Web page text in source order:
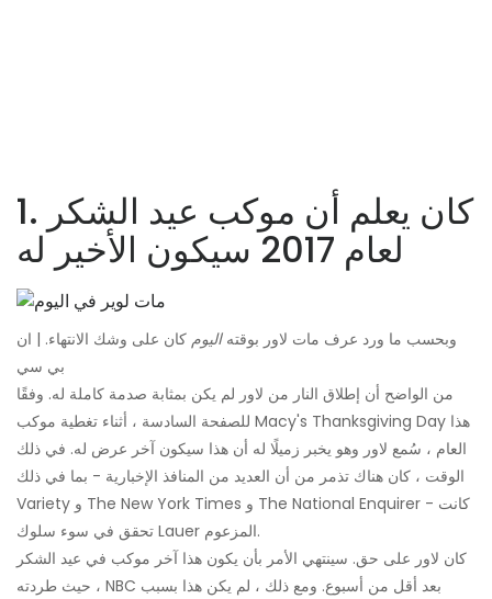
1. كان يعلم أن موكب عيد الشكر
لعام 2017 سيكون الأخير له
وبحسب ما ورد عرف مات لاور بوقتهاليوم كان على وشك الانتهاء. | ان
بي سي
من الواضح أن إطلاق النار من لاور لم يكن بمثابة صدمة كاملة له. وفقًا
للصفحة السادسة ، أثناء تغطية موكب Macy's Thanksgiving Day هذا
العام ، سُمع لاور وهو يخبر زميلًا له أن هذا سيكون آخر عرض له. في ذلك
الوقت ، كان هناك تذمر من أن العديد من المنافذ الإخبارية - بما في ذلك
Variety و The New York Times و The National Enquirer - كانت
تحقق في سوء سلوك Lauer المزعوم.
كان لاور على حق. سينتهي الأمر بأن يكون هذا آخر موكب في عيد الشكر
، حيث طردته NBC بعد أقل من أسبوع. ومع ذلك ، لم يكن هذا بسبب